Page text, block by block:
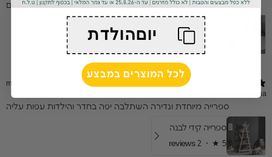
מדהים
★ ·
Rana
ספרייה מיוחדת ונדירה השתלבה יפה בחדר והילדות עפות עליה
ספרייה קידי לבנה
5
★ ·
2 reviews
יוםהולדת
לכל המוצרים במבצע